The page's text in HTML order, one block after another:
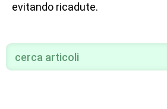
evitando ricadute.